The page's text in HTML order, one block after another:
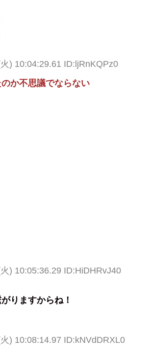
火) 10:04:29.61 ID:ljRnKQPz0
か不思議でならない
火) 10:05:36.29 ID:HiDHRvJ40
りますからね！
火) 10:08:14.97 ID:kNVdDRXL0